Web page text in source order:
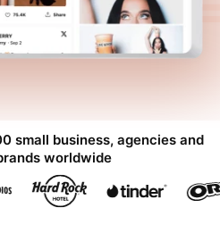
small business, agencies and
worldwide